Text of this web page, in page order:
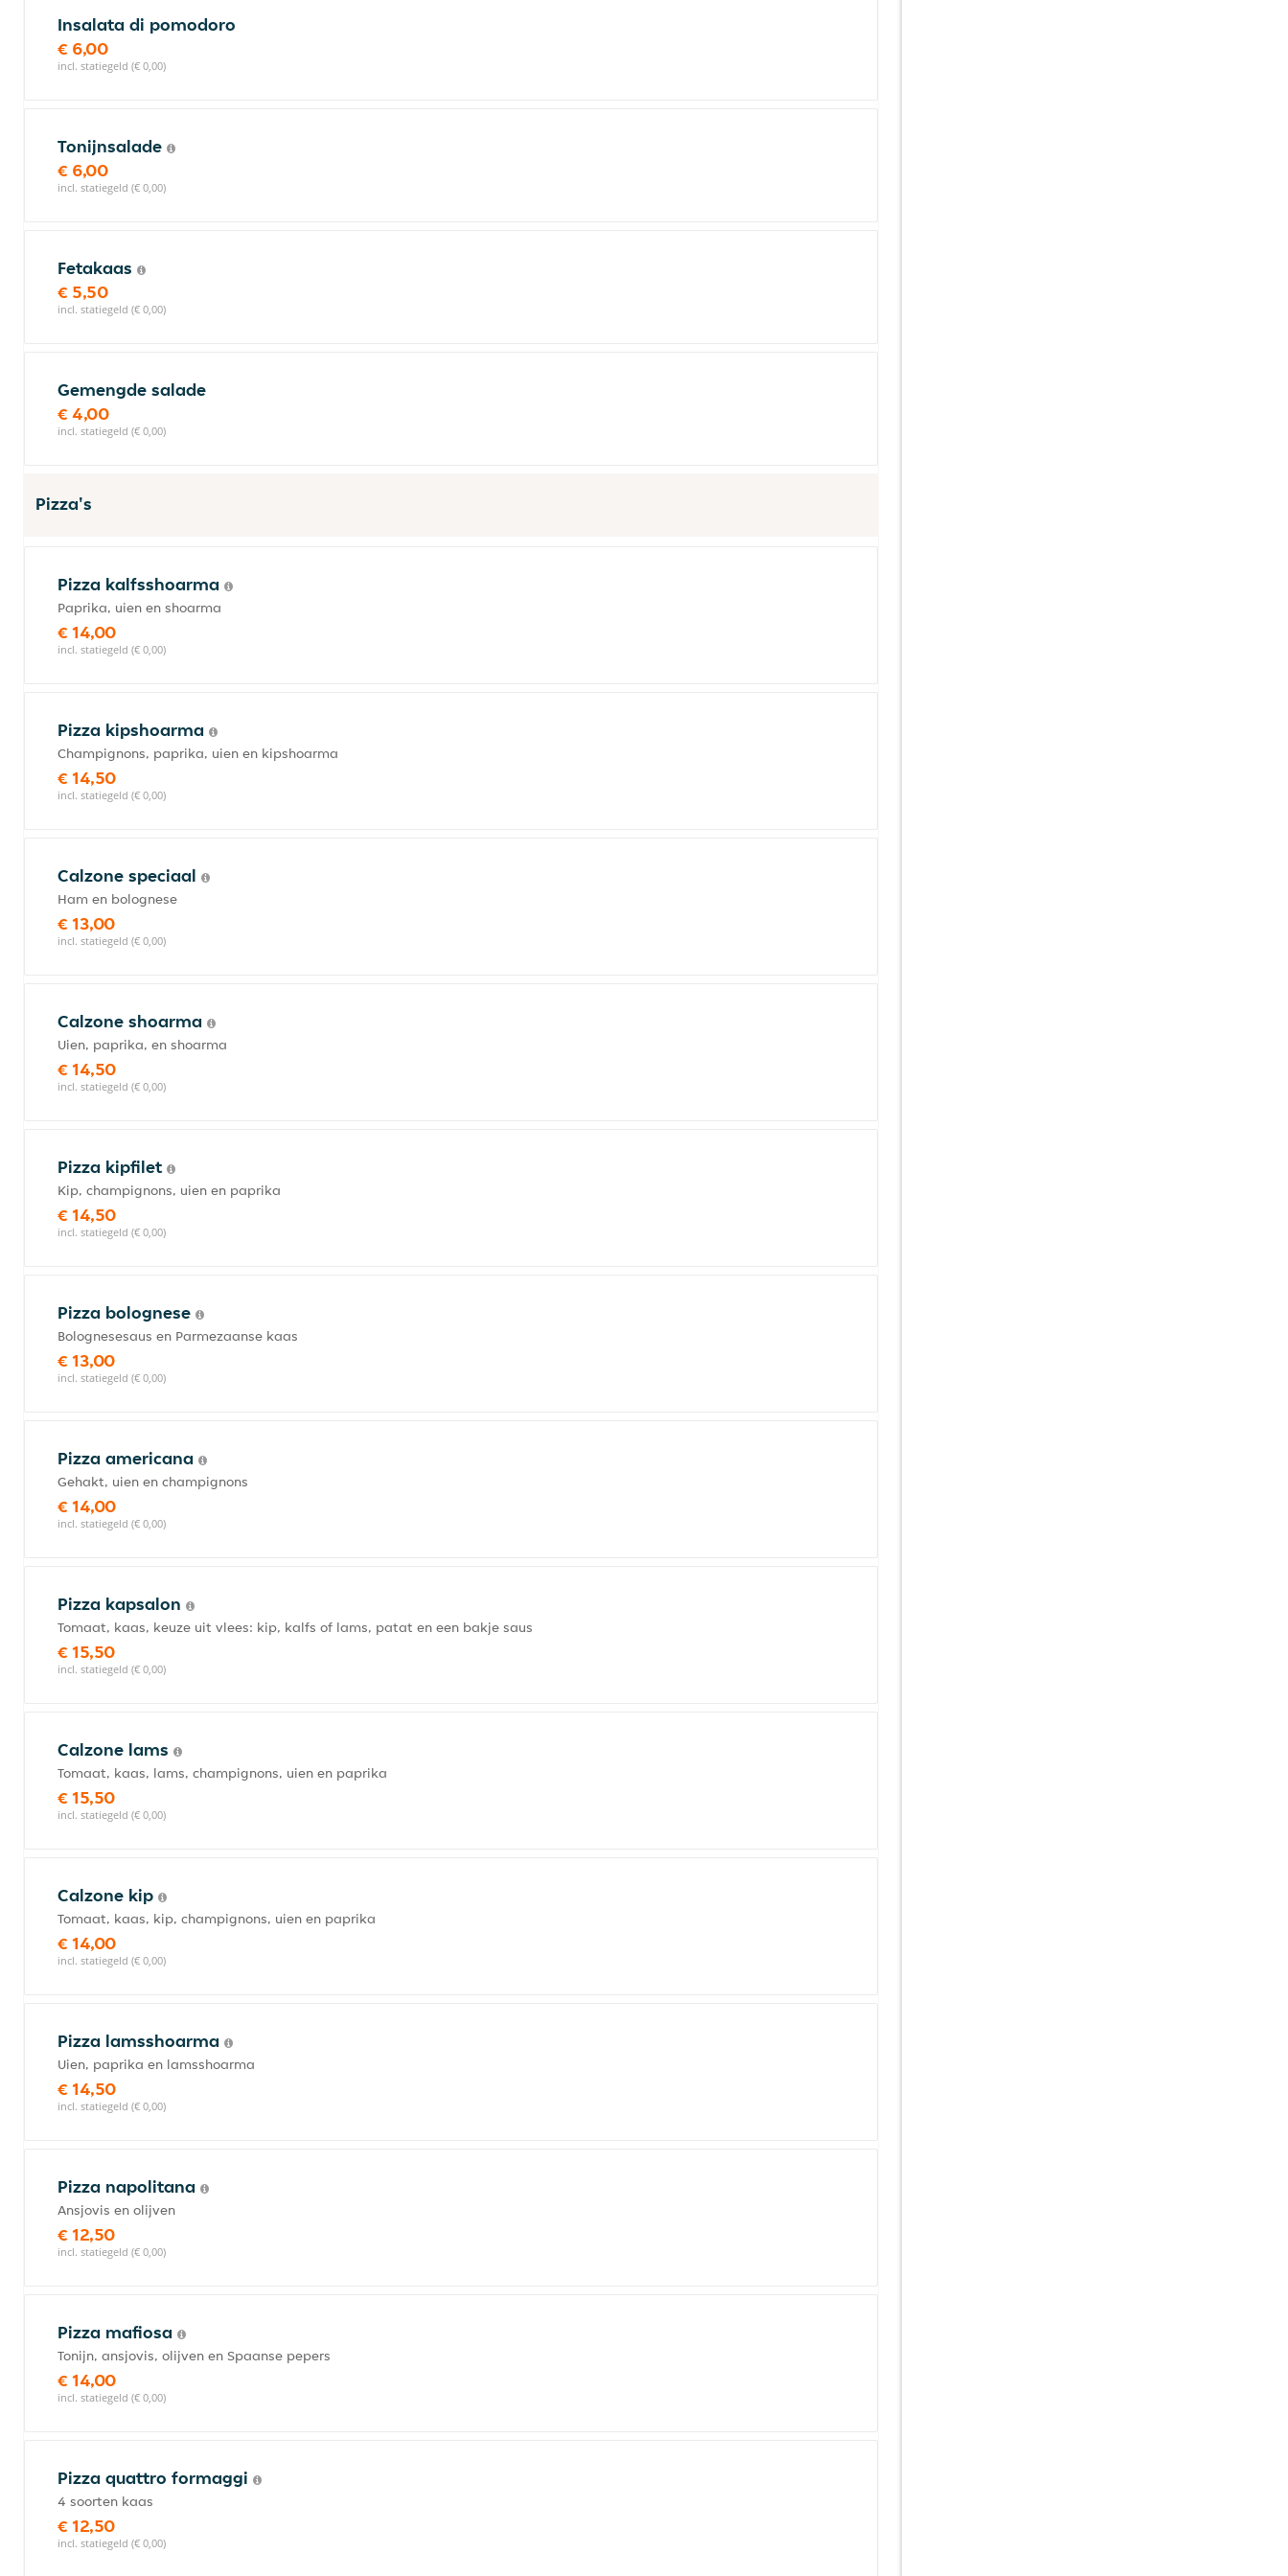
Insalata di pomodoro
€ 6,00
incl. statiegeld (€ 0,00)
Tonijnsalade
€ 6,00
incl. statiegeld (€ 0,00)
Fetakaas
€ 5,50
incl. statiegeld (€ 0,00)
Gemengde salade
€ 4,00
incl. statiegeld (€ 0,00)
Pizza's
Pizza kalfsshoarma
Paprika, uien en shoarma
€ 14,00
incl. statiegeld (€ 0,00)
Pizza kipshoarma
Champignons, paprika, uien en kipshoarma
€ 14,50
incl. statiegeld (€ 0,00)
Calzone speciaal
Ham en bolognese
€ 13,00
incl. statiegeld (€ 0,00)
Calzone shoarma
Uien, paprika, en shoarma
€ 14,50
incl. statiegeld (€ 0,00)
Pizza kipfilet
Kip, champignons, uien en paprika
€ 14,50
incl. statiegeld (€ 0,00)
Pizza bolognese
Bolognesesaus en Parmezaanse kaas
€ 13,00
incl. statiegeld (€ 0,00)
Pizza americana
Gehakt, uien en champignons
€ 14,00
incl. statiegeld (€ 0,00)
Pizza kapsalon
Tomaat, kaas, keuze uit vlees: kip, kalfs of lams, patat en een bakje saus
€ 15,50
incl. statiegeld (€ 0,00)
Calzone lams
Tomaat, kaas, lams, champignons, uien en paprika
€ 15,50
incl. statiegeld (€ 0,00)
Calzone kip
Tomaat, kaas, kip, champignons, uien en paprika
€ 14,00
incl. statiegeld (€ 0,00)
Pizza lamsshoarma
Uien, paprika en lamsshoarma
€ 14,50
incl. statiegeld (€ 0,00)
Pizza napolitana
Ansjovis en olijven
€ 12,50
incl. statiegeld (€ 0,00)
Pizza mafiosa
Tonijn, ansjovis, olijven en Spaanse pepers
€ 14,00
incl. statiegeld (€ 0,00)
Pizza quattro formaggi
4 soorten kaas
€ 12,50
incl. statiegeld (€ 0,00)